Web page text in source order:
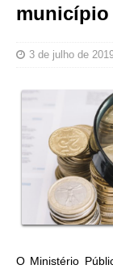
município
3 de julho de
O Ministério